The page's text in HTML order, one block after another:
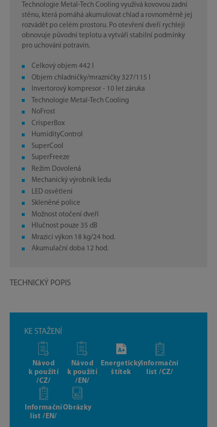
Technologie Metal-Tech Cooling využívá kovovou zadní
stěnu, která pomáhá akumulovat chlad a rovnoměrně jej
rozvádět po celém prostoru. Po otevření dveří rychleji
obnovuje původní teplotu a vytváří stabilní podmínky
pro uchování potravin.
Celkový objem 442 l
Objem chladničky/mrazničky 327/115 l
Invertorový kompresor - 10 let záruka
Technologie Metal-Tech Cooling
NoFrost
CrisperBox
HumidityControl
SuperCool
SuperFreeze
Režim Dovolená
Mechanický výrobník ledu
LED osvětlení
Skleněné police
Možnost otočení dveří
Hlučnost pouze 35 dB
Mrazicí výkon 18 kg/24 hod.
Akumulační doba 12 hod.
TECHNICKÝ POPIS
KE STAŽENÍ
Návod
k použití
/CZ/
Návod
k použití
/EN/
Energetický
štítek
Informační
list /CZ/
Informační
list /EN/
Obrázky